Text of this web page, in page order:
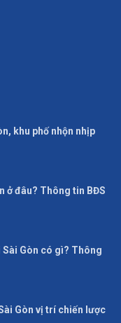
khu phố nhộn nhịp
ở đâu? Thông tin BĐS
Gòn có gì? Thông
Gòn vị trí chiến lược